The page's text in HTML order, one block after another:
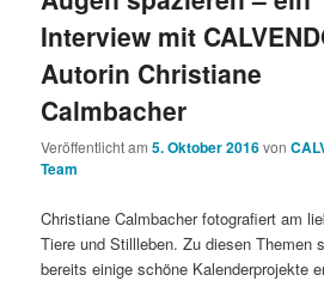
Interview mit
Autorin Christiane
Calmbacher
Veröffentlicht am5. Oktober 2016von
Team
Christiane Calmbacher fotografiert am
Tiere und Stillleben. Zu diesen Themen
bereits einige schöne Kalenderprojekte